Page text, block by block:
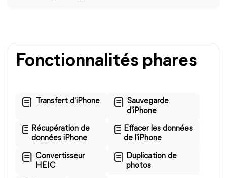
Fonctionnalités phares
Transfert d'iPhone
Sauvegarde
d'iPhone
Récupération de
données iPhone
Effacer les données
de l'iPhone
Convertisseur
HEIC
Duplication de
photos